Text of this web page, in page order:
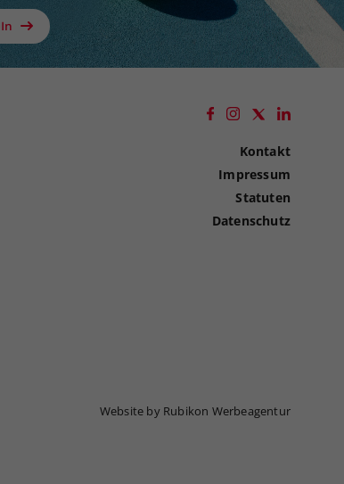
Kontakt
Impressum
Statuten
Datenschutz
Website by Rubikon Werbeagentur